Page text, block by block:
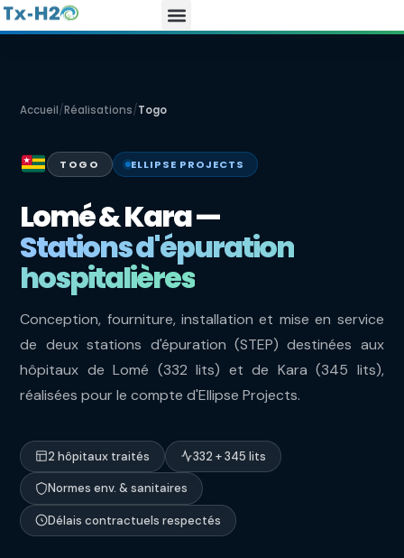
Accueil/Réalisations/Togo
TOGO ELLIPSE PROJECTS
Lomé & Kara —
Stations d'épuration
hospitalières
Conception, fourniture, installation et mise en service
de deux stations d'épuration (STEP) destinées aux
hôpitaux de Lomé (332 lits) et de Kara (345 lits),
réalisées pour le compte d'Ellipse Projects.
2 hôpitaux traités 332 + 345 lits
Normes env. & sanitaires
Délais contractuels respectés